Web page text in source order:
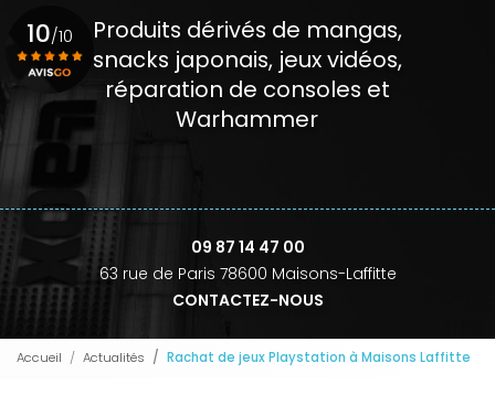
Produits dérivés de mangas,
snacks japonais, jeux vidéos,
réparation de consoles et
Warhammer
09 87 14 47 00
63 rue de Paris 78600 Maisons-Laffitte
CONTACTEZ-NOUS
10/10
Voir le certificat
Accueil Actualités Rachat de jeux Playstation à Maisons Laffitte